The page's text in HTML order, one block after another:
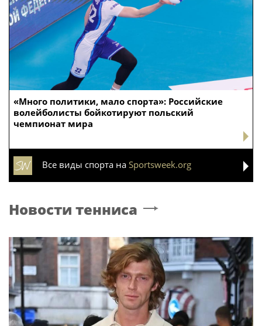
«Много политики, мало спорта»: Российские
волейболисты бойкотируют польский
чемпионат мира
Все виды спорта на Sportsweek.org
Новости тенниса